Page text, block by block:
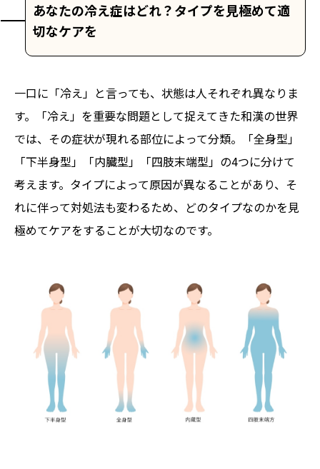
あなたの冷え症はどれ？タイプを見極めて適
切なケアを
一口に「冷え」と言っても、状態は人それぞれ異なりま
す。「冷え」を重要な問題として捉えてきた和漢の世界
では、その症状が現れる部位によって分類。「全身型」
「下半身型」「内臓型」「四肢末端型」の4つに分けて
考えます。タイプによって原因が異なることがあり、そ
れに伴って対処法も変わるため、どのタイプなのかを見
極めてケアをすることが大切なのです。